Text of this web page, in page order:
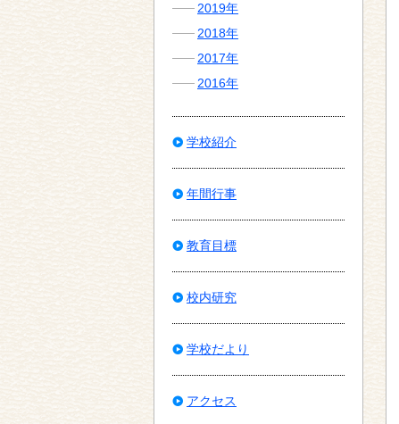
2019年
2018年
2017年
2016年
学校紹介
年間行事
教育目標
校内研究
学校だより
アクセス